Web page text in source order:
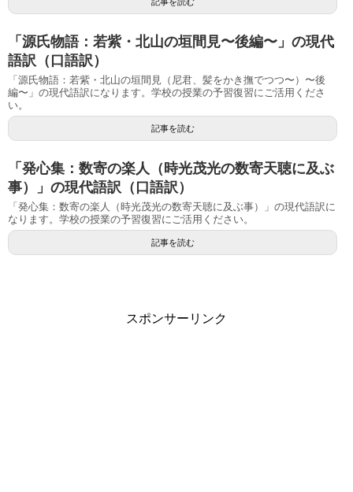
「源氏物語：若紫・北山の垣間見〜後編〜」の現代
語訳（口語訳）
「源氏物語：若紫・北山の垣間見（尼君、髪をかき撫でつつ〜）〜後
編〜」の現代語訳になります。学校の授業の予習復習にご活用くださ
い。
記事を読む
「発心集：数寄の楽人（時光茂光の数寄天聴に及ぶ
事）」の現代語訳（口語訳）
「発心集：数寄の楽人（時光茂光の数寄天聴に及ぶ事）」の現代語訳に
なります。学校の授業の予習復習にご活用ください。
記事を読む
スポンサーリンク